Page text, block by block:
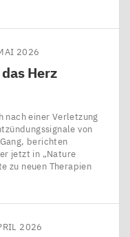
2026
Herz
nach einer Verletzung
von
berichten
jetzt in ​„Nature
zu neuen Therapien
2026